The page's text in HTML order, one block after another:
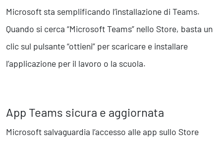
Microsoft sta semplificando l’installazione di Teams.
Quando si cerca “Microsoft Teams” nello Store, basta un
clic sul pulsante “ottieni” per scaricare e installare
l’applicazione per il lavoro o la scuola.
App Teams sicura e aggiornata
Microsoft salvaguardia l’accesso alle app sullo Store